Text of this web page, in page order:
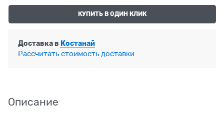
КУПИТЬ В ОДИН КЛИК
Доставка в Костанай
Рассчитать стоимость доставки
Описание